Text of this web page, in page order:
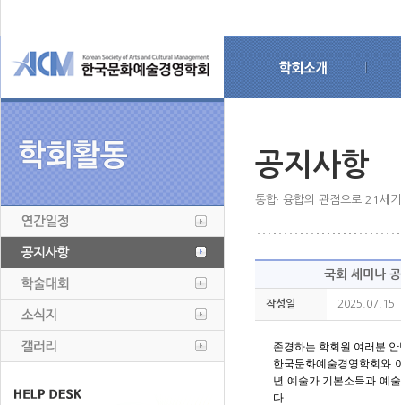
공지사항
통합· 융합의 관점으로 21세
국회 세미나
작성일 2025.07.15
존경하는 학회원 여러분
한국문화예술경영학회와
년 예술가 기본소득과 예
다.